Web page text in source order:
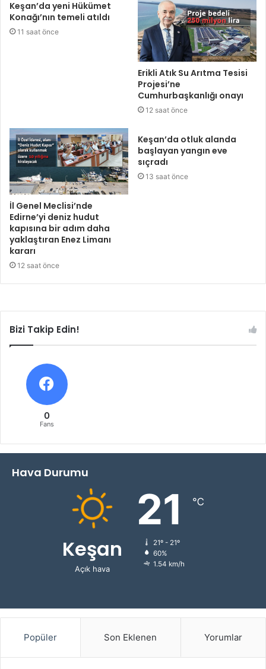
Keşan’da yeni Hükümet
Konağı’nın temeli atıldı
11 saat önce
Erikli Atık Su Arıtma Tesisi
Projesi’ne
Cumhurbaşkanlığı onayı
12 saat önce
İl Genel Meclisi’nde
Edirne’yi deniz hudut
kapısına bir adım daha
yaklaştıran Enez Limanı
kararı
12 saat önce
Keşan’da otluk alanda
başlayan yangın eve
sıçradı
13 saat önce
Bizi Takip Edin!
0
Fans
Hava Durumu
Keşan
Açık hava
21 ℃
21º - 21º
60%
1.54 km/h
Popüler Son Eklenen Yorumlar